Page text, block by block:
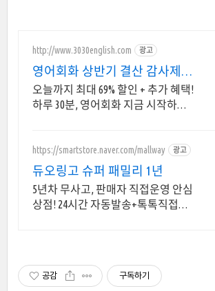
http://www.3030english.com 광고
영어회화 상반기 결산 감사제
오늘 24:00 환급 종료
오늘까지 최대 69% 할인 + 추가 혜택!
하루 30분, 영어회화 지금 시작하세
https://smartstore.naver.com/mallway 광고
듀오링고 슈퍼 패밀리 1년
5년차 무사고, 판매자 직접운영 안심
상점! 24시간 자동발송+톡톡직접상
공감 구독하기